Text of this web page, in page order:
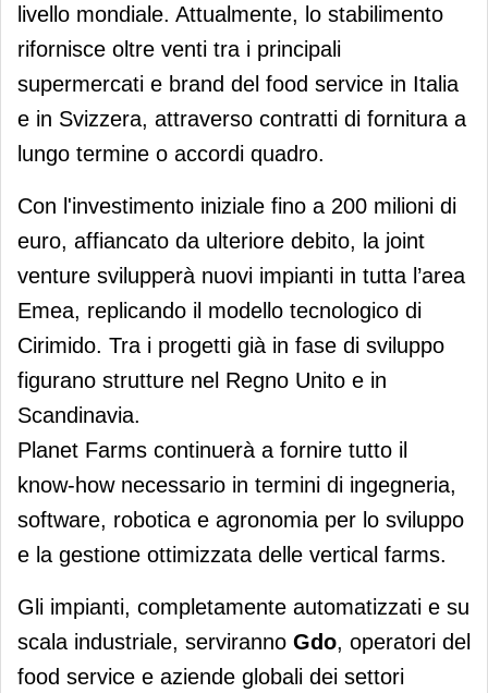
livello mondiale. Attualmente, lo stabilimento
rifornisce oltre venti tra i principali
supermercati e brand del food service in Italia
e in Svizzera, attraverso contratti di fornitura a
lungo termine o accordi quadro.
Con l'investimento iniziale fino a 200 milioni di
euro, affiancato da ulteriore debito, la joint
venture svilupperà nuovi impianti in tutta l’area
Emea, replicando il modello tecnologico di
Cirimido. Tra i progetti già in fase di sviluppo
figurano strutture nel Regno Unito e in
Scandinavia.
Planet Farms continuerà a fornire tutto il
know-how necessario in termini di ingegneria,
software, robotica e agronomia per lo sviluppo
e la gestione ottimizzata delle vertical farms.
Gli impianti, completamente automatizzati e su
scala industriale, serviranno Gdo, operatori del
food service e aziende globali dei settori